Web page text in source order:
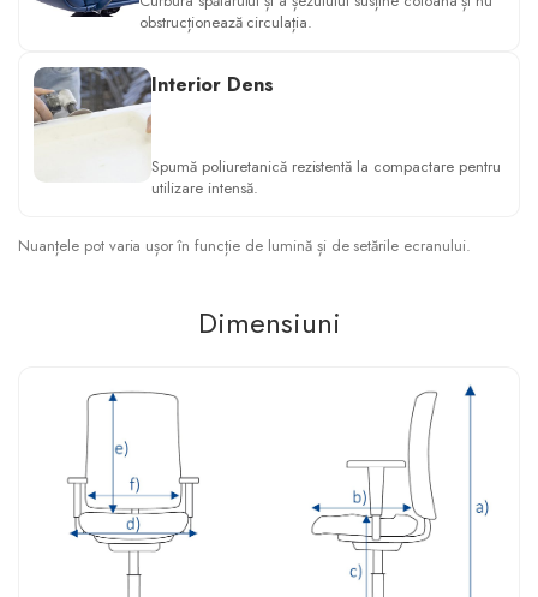
obstrucționează circulația.
Interior Dens
Spumă poliuretanică rezistentă la compactare pentru
utilizare intensă.
Nuanțele pot varia ușor în funcție de lumină și de setările ecranului.
Dimensiuni